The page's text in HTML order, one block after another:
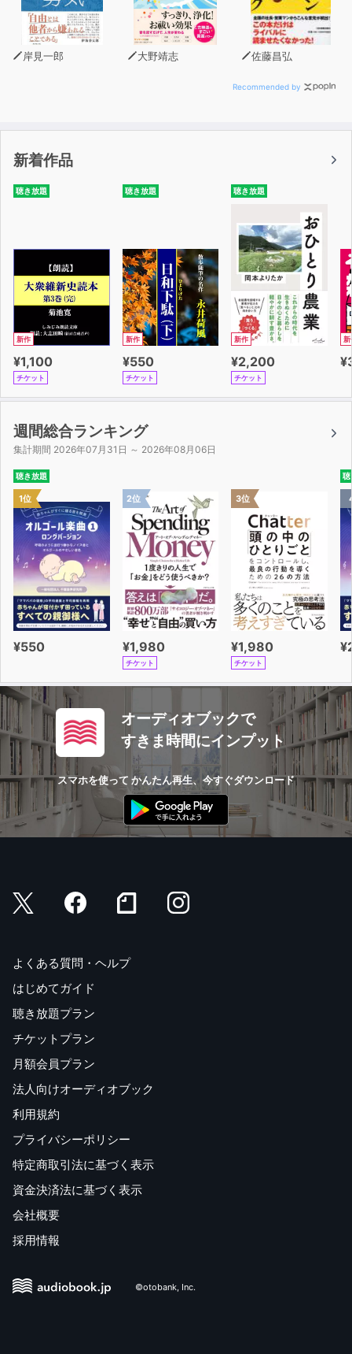
岸見一郎 大野靖志 佐藤昌弘
Recommended by
新着作品
聴き放題
新作
¥1,100
チケット
聴き放題
新作
¥550
チケット
聴き放題
新作
¥2,200
チケット
新
週間総合ランキング
集計期間 2026年07月31日 ～ 2026年08月06日
聴き放題
1位
¥550
2位
¥1,980
チケット
3位
¥1,980
チケット
聴
オーディオブックで
すきま時間にインプット
スマホを使って かんたん再生、今すぐダウンロード
よくある質問・ヘルプ
はじめてガイド
聴き放題プラン
チケットプラン
月額会員プラン
法人向けオーディオブック
利用規約
プライバシーポリシー
特定商取引法に基づく表示
資金決済法に基づく表示
会社概要
採用情報
©otobank, Inc.